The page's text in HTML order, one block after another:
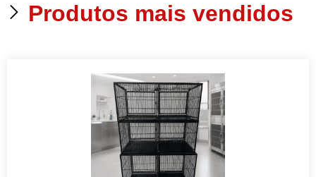
Produtos mais vendidos